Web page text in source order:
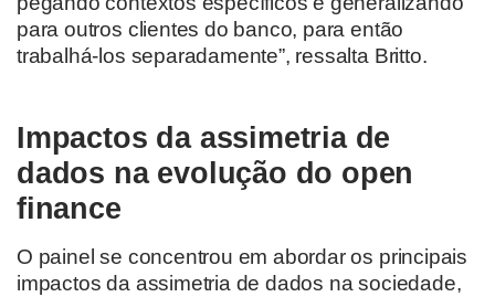
para outros clientes do banco, para então
trabalhá-los separadamente”, ressalta Britto.
Impactos da assimetria de
dados na evolução do open
finance
O painel se concentrou em abordar os principais
impactos da assimetria de dados na sociedade,